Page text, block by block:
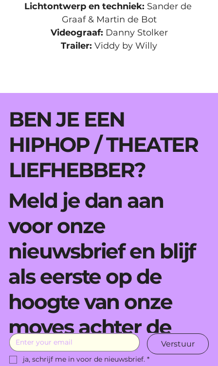
Lichtontwerp en techniek: Sander de
Graaf & Martin de Bot
Videograaf: Danny Stolker
Trailer: Viddy by Willy
BEN JE EEN
HIPHOP / THEATER
LIEFHEBBER?
Meld je dan aan
voor onze
nieuwsbrief en blijf
als eerste op de
hoogte van onze
moves achter de
schermen.
Verstuur
ja, schrijf me in voor de nieuwsbrief. *